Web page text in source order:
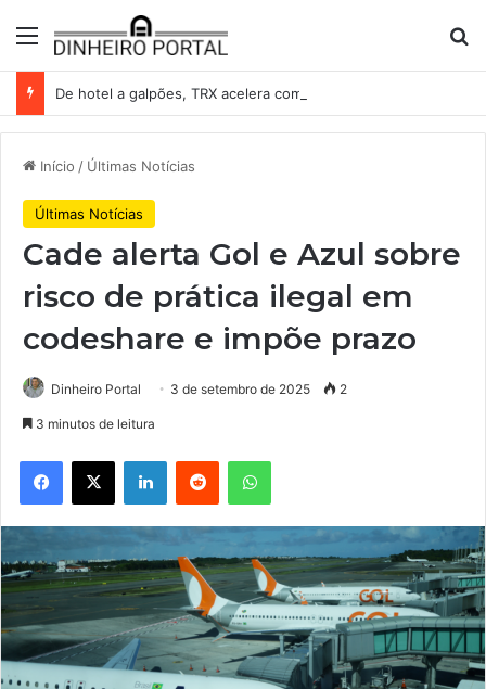
Menu
Início / Últimas Notícias
Últimas Notícias
Cade alerta Gol e Azul sobre
risco de prática ilegal em
codeshare e impõe prazo
Dinheiro Portal 3 de setembro de 2025 2
3 minutos de leitura
Facebook
X LinkedinReddit WhatsApp